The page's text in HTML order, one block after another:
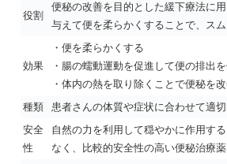
役割
便秘の改善を目的とした緩下療法に
与えて便を柔らかくすることで、スム
効果
・便を柔らかくする
・腸の蠕動運動を促進して便の排出
・体内の熱を取り除くことで便秘を
種類
患者さんの体質や症状に合わせて適切
安全
性
自然の力を利用して穏やかに作用す
なく、比較的安全性の高い便秘治療薬